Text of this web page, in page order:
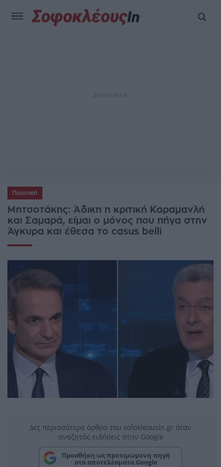
Πολιτική
Μητσοτάκης: Άδικη η κριτική Καραμανλή
και Σαμαρά, είμαι ο μόνος που πήγα στην
Άγκυρα και έθεσα το casus belli
Δες περισσότερα άρθρα του sofokleousin.gr όταν
αναζητάς ειδήσεις στην Google
Προσθήκη ως προτιμώμενη πηγή
στα αποτελέσματα Google